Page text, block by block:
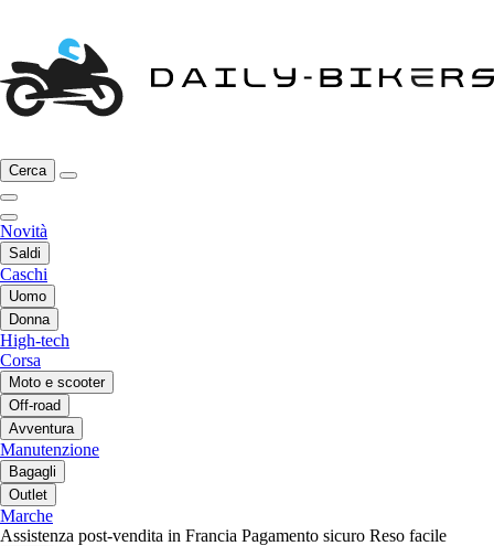
Cerca
Novità
Saldi
Caschi
Uomo
Donna
High-tech
Corsa
Moto e scooter
Off-road
Avventura
Manutenzione
Bagagli
Outlet
Marche
Assistenza post-vendita in Francia Pagamento sicuro Reso facile